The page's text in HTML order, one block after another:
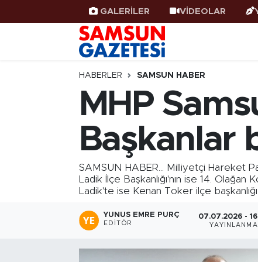
GALERİLER VİDEOLAR
HABERLER SAMSUN HABER
MHP
Başkanlar
SAMSUN HABER... Milliyetçi Hareket
Ladik İlçe Başkanlığı'nın ise 14.
Ladik'te ise Kenan Toker ilçe
YUNUS EMRE PURÇ
EDITÖR
07.07.2026 -
YAYINLANMA
Samsun Haber
Samsunspor
Samsun Rehberi
Resmi İlanlar
Samsun Nöbetçi Eczaneler
Samsun Hava Durumu
SAMSUN Namaz Vakitleri
Samsun Trafik Yoğunluk Haritası
Süper Lig Puan Durumu ve Fikstür
Tüm Manşetler
Son Dakika Haberleri